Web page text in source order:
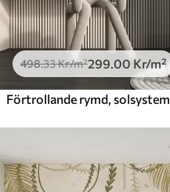
498.33Kr/m²299 .00 Kr/m²
Förtrollande rymd, solsystem